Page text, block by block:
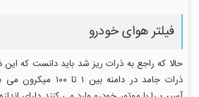
فیلتر هوای خودرو
حالا که راجع به ذرات ریز شد باید دانست که
ذرات جامد در دامنه